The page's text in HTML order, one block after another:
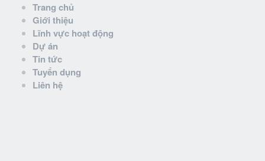
Trang chủ
Giới thiệu
Lĩnh vực hoạt động
Dự án
Tin tức
Tuyển dụng
Liên hệ